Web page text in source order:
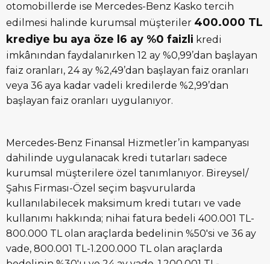
otomobillerde ise Mercedes-Benz Kasko tercih
edilmesi halinde kurumsal müşteriler 400.000 TL
krediye bu aya öze l6 ay %0 faizli kredi
imkânından faydalanırken 12 ay %0,99’dan başlayan
faiz oranları, 24 ay %2,49’dan başlayan faiz oranları
veya 36 aya kadar vadeli kredilerde %2,99’dan
başlayan faiz oranları uygulanıyor.
Mercedes-Benz Finansal Hizmetler’in kampanyası
dahilinde uygulanacak kredi tutarları sadece
kurumsal müşterilere özel tanımlanıyor. Bireysel/
Şahıs Firması-Özel seçim başvurularda
kullanılabilecek maksimum kredi tutarı ve vade
kullanımı hakkında; nihai fatura bedeli 400.001 TL-
800.000 TL olan araçlarda bedelinin %50'si ve 36 ay
vade, 800.001 TL-1.200.000 TL olan araçlarda